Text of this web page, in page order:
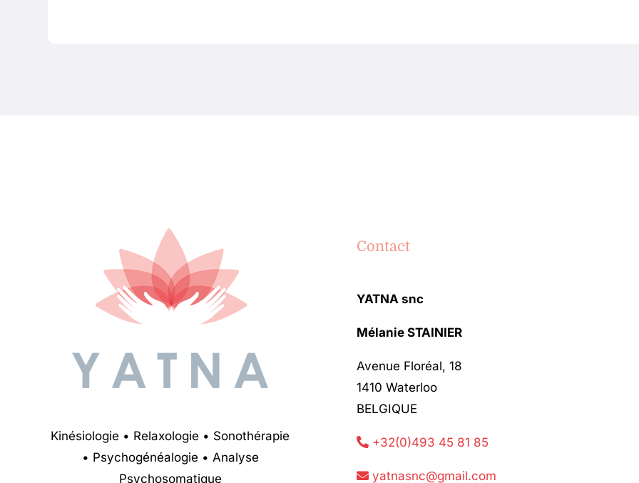
Kinésiologie • Relaxologie • Sonothérapie
• Psychogénéalogie • Analyse
Psychosomatique
Contact
YATNA snc
Mélanie STAINIER
Avenue Floréal, 18
1410 Waterloo
BELGIQUE
+32(0)493 45 81 85
yatnasnc@gmail.com